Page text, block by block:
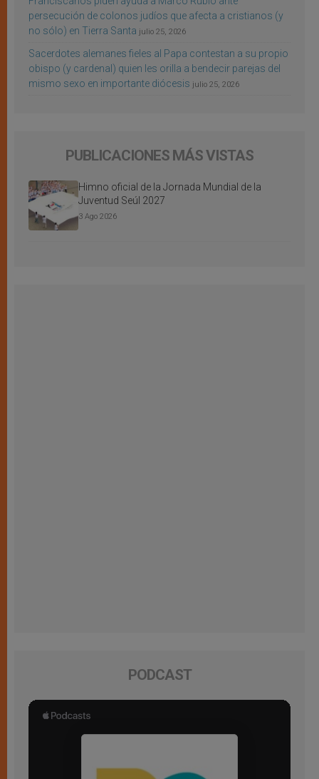
persecución de colonos judíos que afecta a cristianos (y
no sólo) en Tierra Santa julio 25, 2026
Sacerdotes alemanes fieles al Papa contestan a su propio
obispo (y cardenal) quien les orilla a bendecir parejas del
mismo sexo en importante diócesis julio 25, 2026
PUBLICACIONES MÁS VISTAS
Himno oficial de la Jornada Mundial de la
Juventud Seúl 2027
3 Ago 2026
PODCAST